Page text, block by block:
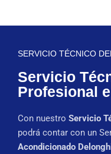
SERVICIO TÉCNICO
Servicio
Profesional
Con nuestro Servicio
podrá contar con un
Acondicionado